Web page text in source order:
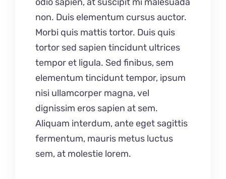
non. Duis elementum cursus auctor.
Morbi quis mattis tortor. Duis quis
tortor sed sapien tincidunt ultrices
tempor et ligula. Sed finibus, sem
elementum tincidunt tempor, ipsum
nisi ullamcorper magna, vel
dignissim eros sapien at sem.
Aliquam interdum, ante eget sagittis
fermentum, mauris metus luctus
sem, at molestie lorem.